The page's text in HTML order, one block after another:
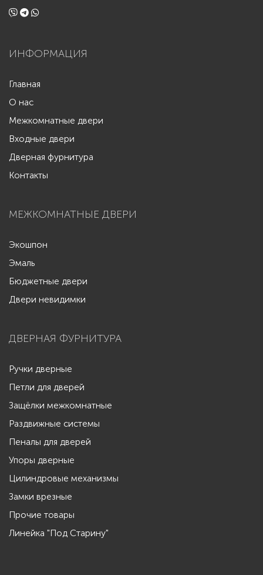
ИНФОРМАЦИЯ
Главная
О нас
Межкомнатные двери
Входные двери
Дверная фурнитура
Контакты
МЕЖКОМНАТНЫЕ ДВЕРИ
Экошпон
Эмаль
Бюджетные двери
Двери невидимки
ДВЕРНАЯ ФУРНИТУРА
Ручки дверные
Петли для дверей
Защёлки межкомнатные
Раздвижные системы
Пеналы для дверей
Упоры дверные
Цилиндровые механизмы
Замки врезные
Прочие товары
Линейка "Под Старину"